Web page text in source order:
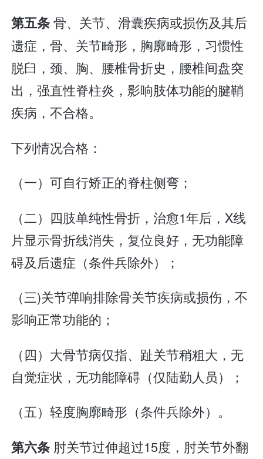
第五条骨、关节、滑囊疾病或损伤及其后
遗症，骨、关节畸形，胸廓畸形，习惯性
脱臼，颈、胸、腰椎骨折史，腰椎间盘突
出，强直性脊柱炎，影响肢体功能的腱鞘
疾病，不合格。
下列情况合格：
（一）可自行矫正的脊柱侧弯；
（二）四肢单纯性骨折，治愈1年后，X线
片显示骨折线消失，复位良好，无功能障
碍及后遗症（条件兵除外）；
（三)关节弹响排除骨关节疾病或损伤，不
影响正常功能的；
（四）大骨节病仅指、趾关节稍粗大，无
自觉症状，无功能障碍（仅陆勤人员）；
（五）轻度胸廓畸形（条件兵除外）。
第六条 肘关节过伸超过15度，肘关节外翻